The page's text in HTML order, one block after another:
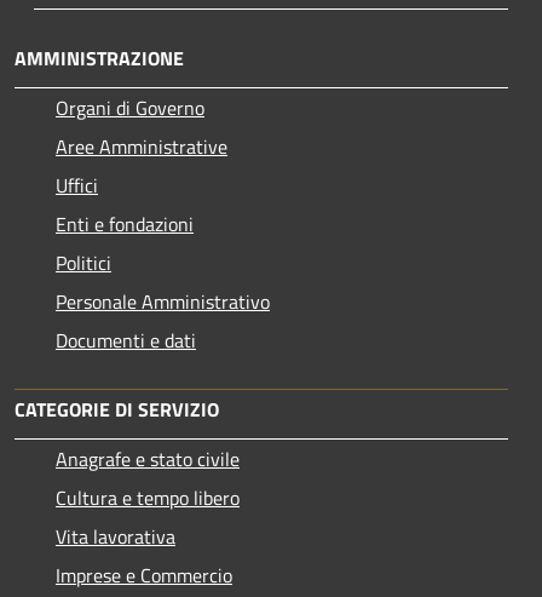
AMMINISTRAZIONE
Organi di Governo
Aree Amministrative
Uffici
Enti e fondazioni
Politici
Personale Amministrativo
Documenti e dati
CATEGORIE DI SERVIZIO
Anagrafe e stato civile
Cultura e tempo libero
Vita lavorativa
Imprese e Commercio